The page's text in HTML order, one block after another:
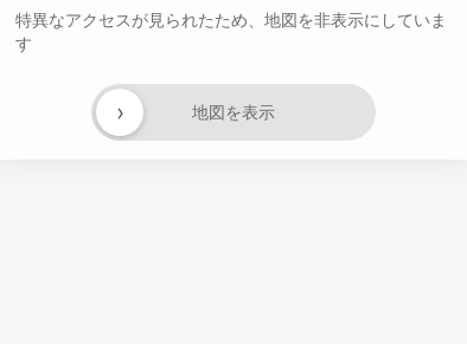
特異なアクセスが見られたため、地図を非表示にしていま
す
地図を表示
›